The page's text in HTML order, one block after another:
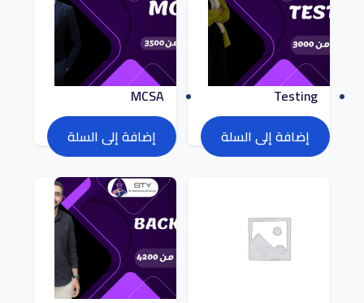
Testing
3.500EGP
2.000EGP
إضافة إلى السلة
MCSA
3.500EGP
2.000EGP
إضافة إلى السلة